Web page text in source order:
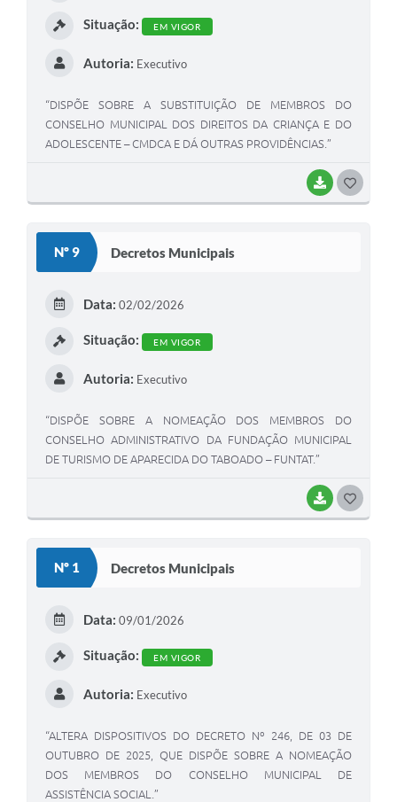
BAIXAR
Situação: EM VIGOR
Autoria: Executivo
“DISPÕE SOBRE A SUBSTITUIÇÃO DE MEMBROS DO
CONSELHO MUNICIPAL DOS DIREITOS DA CRIANÇA E DO
ADOLESCENTE – CMDCA E DÁ OUTRAS PROVIDÊNCIAS.”
Nº 9 Decretos Municipais
BAIXAR
Data: 02/02/2026
Situação: EM VIGOR
Autoria: Executivo
“DISPÕE SOBRE A NOMEAÇÃO DOS MEMBROS DO
CONSELHO ADMINISTRATIVO DA FUNDAÇÃO MUNICIPAL
DE TURISMO DE APARECIDA DO TABOADO – FUNTAT.”
Nº 1 Decretos Municipais
Data: 09/01/2026
Situação: EM VIGOR
Autoria: Executivo
“ALTERA DISPOSITIVOS DO DECRETO Nº 246, DE 03 DE
OUTUBRO DE 2025, QUE DISPÕE SOBRE A NOMEAÇÃO
DOS MEMBROS DO CONSELHO MUNICIPAL DE
ASSISTÊNCIA SOCIAL.”